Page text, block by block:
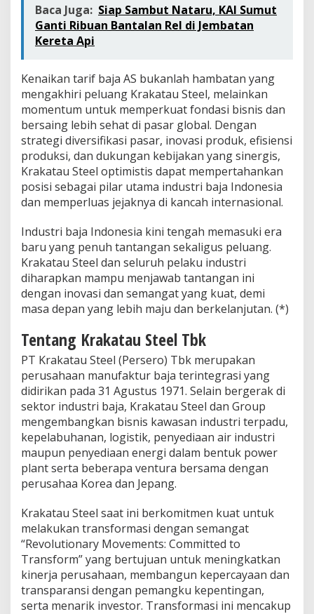
Baca Juga: Siap Sambut Nataru, KAI Sumut
Ganti Ribuan Bantalan Rel di Jembatan
Kereta Api
Kenaikan tarif baja AS bukanlah hambatan yang
mengakhiri peluang Krakatau Steel, melainkan
momentum untuk memperkuat fondasi bisnis dan
bersaing lebih sehat di pasar global. Dengan
strategi diversifikasi pasar, inovasi produk, efisiensi
produksi, dan dukungan kebijakan yang sinergis,
Krakatau Steel optimistis dapat mempertahankan
posisi sebagai pilar utama industri baja Indonesia
dan memperluas jejaknya di kancah internasional.
Industri baja Indonesia kini tengah memasuki era
baru yang penuh tantangan sekaligus peluang.
Krakatau Steel dan seluruh pelaku industri
diharapkan mampu menjawab tantangan ini
dengan inovasi dan semangat yang kuat, demi
masa depan yang lebih maju dan berkelanjutan. (*)
Tentang Krakatau Steel Tbk
PT Krakatau Steel (Persero) Tbk merupakan
perusahaan manufaktur baja terintegrasi yang
didirikan pada 31 Agustus 1971. Selain bergerak di
sektor industri baja, Krakatau Steel dan Group
mengembangkan bisnis kawasan industri terpadu,
kepelabuhanan, logistik, penyediaan air industri
maupun penyediaan energi dalam bentuk power
plant serta beberapa ventura bersama dengan
perusahaa Korea dan Jepang.
Krakatau Steel saat ini berkomitmen kuat untuk
melakukan transformasi dengan semangat
“Revolutionary Movements: Committed to
Transform” yang bertujuan untuk meningkatkan
kinerja perusahaan, membangun kepercayaan dan
transparansi dengan pemangku kepentingan,
serta menarik investor. Transformasi ini mencakup